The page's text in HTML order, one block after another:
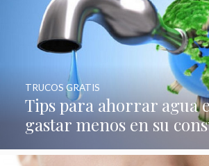
Tips para ahorrar agua
gastar menos en su
TRUCOS GRATIS